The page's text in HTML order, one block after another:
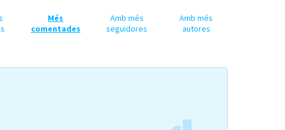
Més
comentades
Amb més
seguidores
Amb més
autores